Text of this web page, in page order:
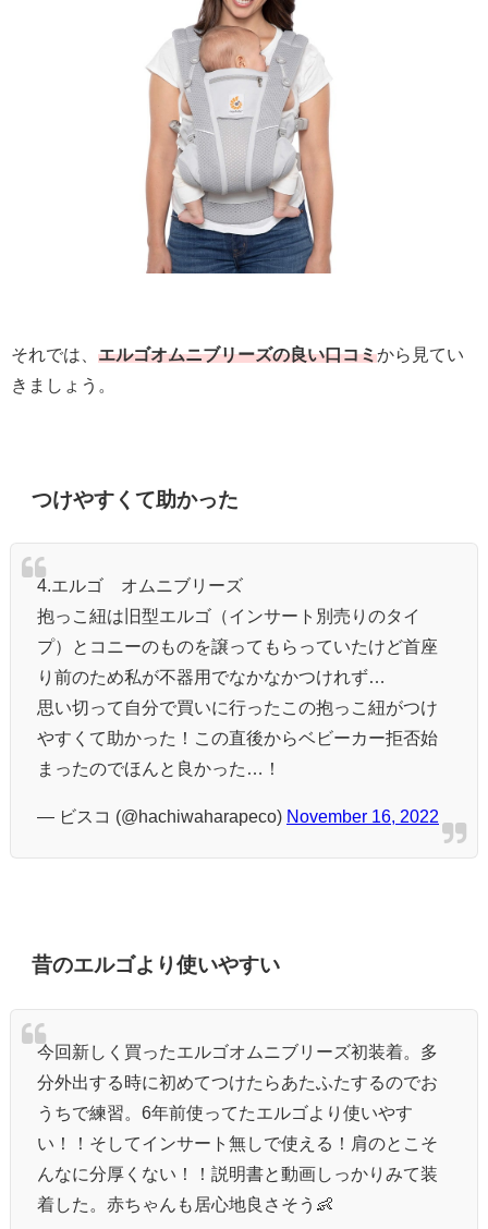
それでは、 エルゴオムニブリーズの良い口コミから見てい
きましょう。
つけやすくて助かった
4.エルゴ オムニブリーズ
抱っこ紐は旧型エルゴ（インサート別売りのタイ
プ）とコニーのものを譲ってもらっていたけど首座
り前のため私が不器用でなかなかつけれず…
思い切って自分で買いに行ったこの抱っこ紐がつけ
やすくて助かった！この直後からベビーカー拒否始
まったのでほんと良かった…！
— ビスコ (@hachiwaharapeco) November 16, 2022
昔のエルゴより使いやすい
今回新しく買ったエルゴオムニブリーズ初装着。多
分外出する時に初めてつけたらあたふたするのでお
うちで練習。6年前使ってたエルゴより使いやす
い！！そしてインサート無しで使える！肩のとこそ
んなに分厚くない！！説明書と動画しっかりみて装
着した。赤ちゃんも居心地良さそう👶